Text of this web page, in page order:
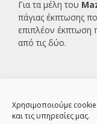
Χρησιμοποιούμε
και τις υπηρεσίες μας.
Για τα μέλη του
πάγιας έκπτωσης
επιπλέον έκπτωση
από τις δύο.